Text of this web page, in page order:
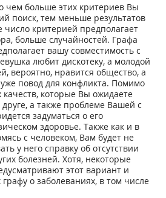
чем больше этих критериев Вы
поиск, тем меньше результатов
критерией предполагает
больше случайностей. Графа
вашу совместимость с
любит дискотеку, а молодой
вероятно, нравится общество, а
повод для конфликта. Помимо
которые Вы ожидаете
а также проблеме Вашей с
задуматься о его
здоровье. Также как и в
с человеком, Вам будет не
у него справку об отсутствии
болезней. Хотя, некоторые
этот вариант и
графу о заболеваниях, в том числе